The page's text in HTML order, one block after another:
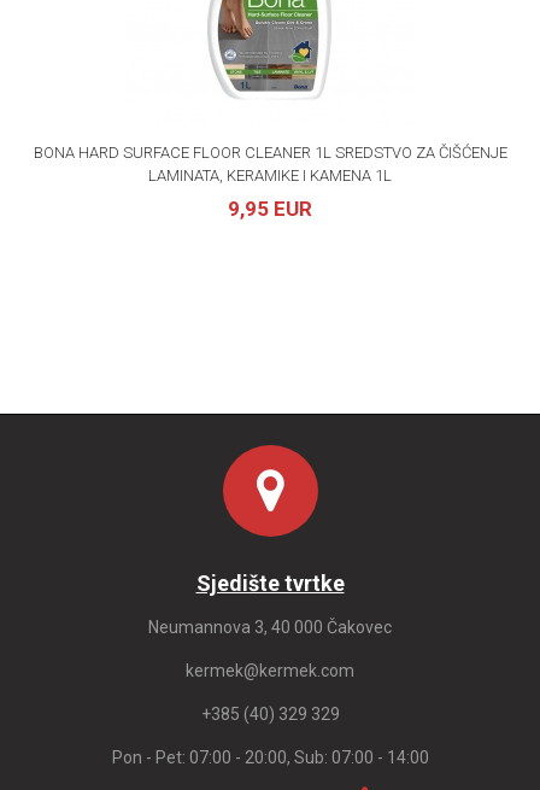
BONA HARD SURFACE FLOOR CLEANER 1L SREDSTVO ZA ČIŠĆENJE
LAMINATA, KERAMIKE I KAMENA 1L
9,95 EUR
Sjedište tvrtke
Neumannova 3, 40 000 Čakovec
kermek@kermek.com
+385 (40) 329 329
Pon - Pet: 07:00 - 20:00, Sub: 07:00 - 14:00